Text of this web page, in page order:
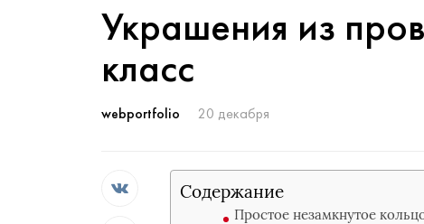
Украшения из
класс
webportfolio 20 декабря
Содержание
Простое незамкнутое